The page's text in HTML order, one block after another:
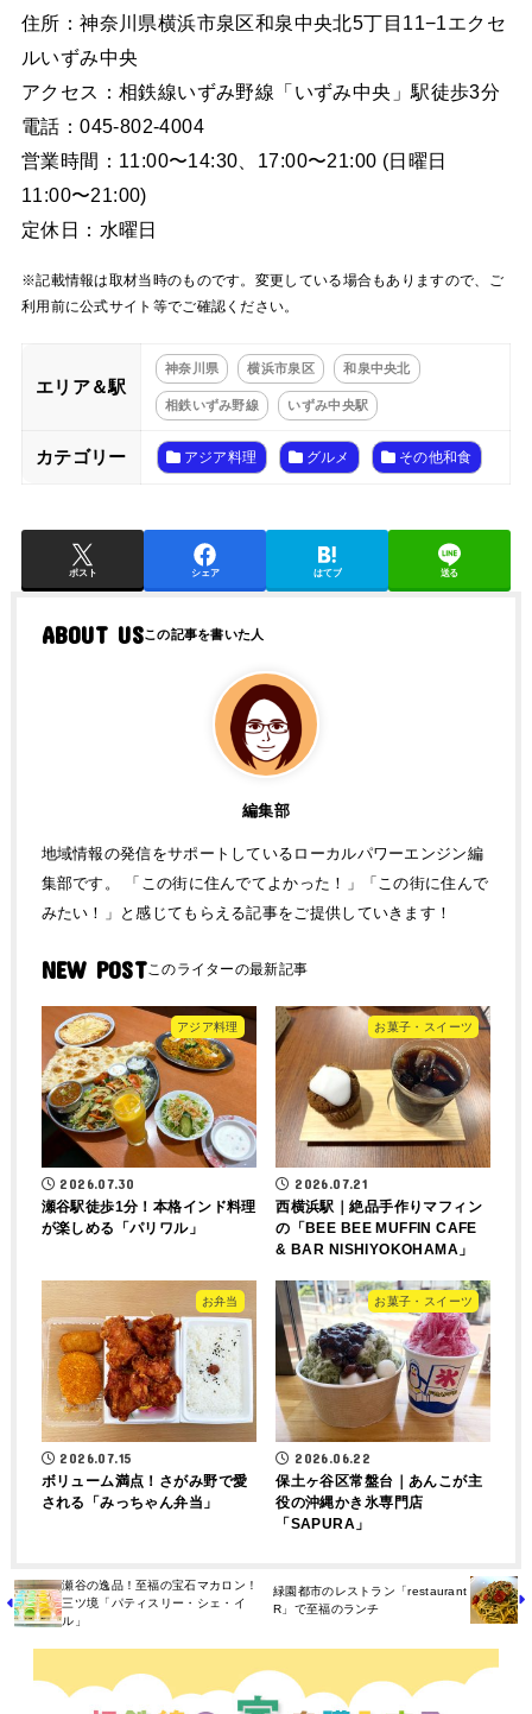
住所：神奈川県横浜市泉区和泉中央北5丁目11−1エクセ
ルいずみ中央
アクセス：相鉄線いずみ野線「いずみ中央」駅徒歩3分
電話：045-802-4004
営業時間：11:00〜14:30、17:00〜21:00 (日曜日
11:00〜21:00)
定休日：水曜日
※記載情報は取材当時のものです。変更している場合もありますので、ご
利用前に公式サイト等でご確認ください。
エリア＆駅
神奈川県 横浜市泉区 和泉中央北
相鉄いずみ野線 いずみ中央駅
カテゴリー アジア料理 グルメ その他和食
ポスト シェア はてブ 送る
ABOUT US
編集部
地域情報の発信をサポートしているローカルパワーエンジン編
集部です。 「この街に住んでてよかった！」「この街に住んで
みたい！」と感じてもらえる記事をご提供していきます！
NEW POST
アジア料理
2026.07.30
瀬谷駅徒歩1分！本格インド料理
が楽しめる「パリワル」
お菓子・スイーツ
2026.07.21
西横浜駅｜絶品手作りマフィン
の「BEE BEE MUFFIN CAFE
& BAR NISHIYOKOHAMA」
お弁当
2026.07.15
ボリューム満点！さがみ野で愛
される「みっちゃん弁当」
お菓子・スイーツ
2026.06.22
保土ヶ谷区常盤台｜あんこが主
役の沖縄かき氷専門店
「SAPURA」
瀬谷の逸品！至福の宝石マカロン！
三ツ境「パティスリー・シェ・イ
ル」
緑園都市のレストラン「restaurant
R」で至福のランチ